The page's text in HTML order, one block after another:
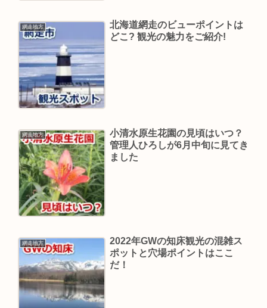
網走地方
北海道網走のビューポイントは
どこ? 観光の魅力をご紹介!
網走地方
小清水原生花園の見頃はいつ？
管理人ひろしが6月中旬に見てき
ました
網走地方
2022年GWの知床観光の混雑ス
ポットと穴場ポイントはここ
だ！